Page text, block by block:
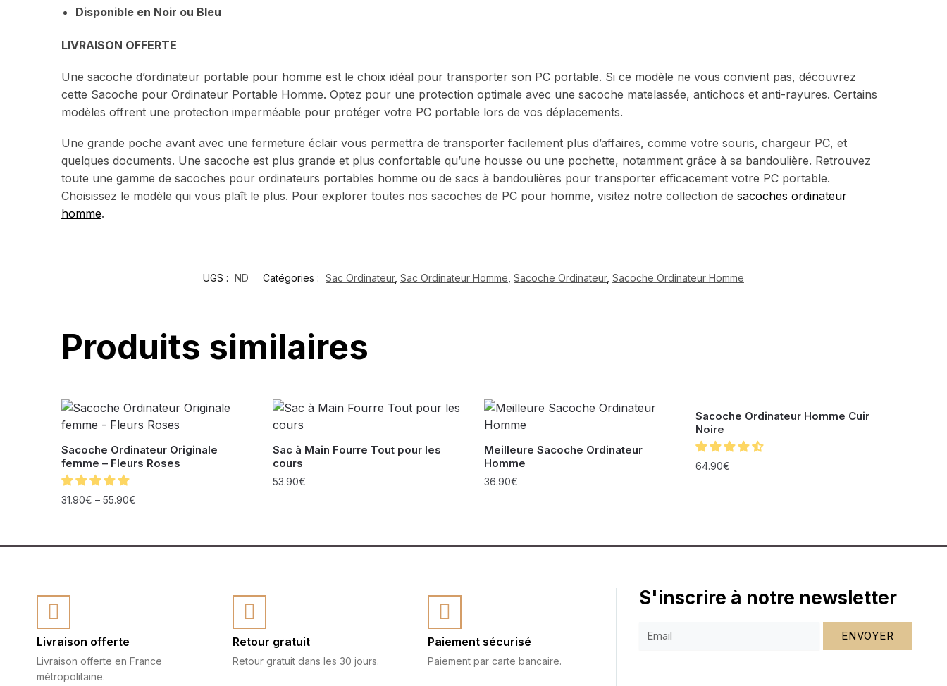
Disponible en Noir ou Bleu
LIVRAISON OFFERTE
Une sacoche d’ordinateur portable pour homme est le choix idéal pour transporter son PC portable. Si ce modèle ne vous convient pas, découvrez
cette Sacoche pour Ordinateur Portable Homme. Optez pour une protection optimale avec une sacoche matelassée, antichocs et anti-rayures. Certains
modèles offrent une protection imperméable pour protéger votre PC portable lors de vos déplacements.
Une grande poche avant avec une fermeture éclair vous permettra de transporter facilement plus d’affaires, comme votre souris, chargeur PC, et
quelques documents. Une sacoche est plus grande et plus confortable qu’une housse ou une pochette, notamment grâce à sa bandoulière. Retrouvez
toute une gamme de sacoches pour ordinateurs portables homme ou de sacs à bandoulières pour transporter efficacement votre PC portable.
Choisissez le modèle qui vous plaît le plus. Pour explorer toutes nos sacoches de PC pour homme, visitez notre collection desacoches ordinateur
homme.
UGS : ND Catégories : Sac Ordinateur, Sac Ordinateur Homme Sacoche Ordinateur, Sacoche Ordinateur Homme
Produits similaires
Sacoche Ordinateur Originale
femme – Fleurs Roses
31.90€ –55.90€
Sac à Main Fourre Tout pour les
cours
53.90€
Meilleure Sacoche Ordinateur
Homme
36.90€
Sacoche Ordinateur Homme Cuir
Noire
64.90€
Livraison offerte
Livraison offerte en France
métropolitaine.
Retour gratuit
Retour gratuit dans les 30 jours.
Paiement sécurisé
Paiement par carte bancaire.
S'inscrire à notre newsletter
ENVOYER